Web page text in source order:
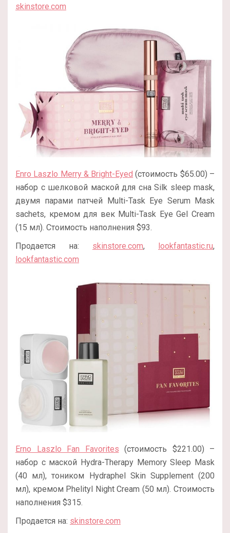
skinstore.com
Enro Laszlo Merry & Bright-Eyed (стоимость $65.00) –
набор с шелковой маской для сна Silk sleep mask,
двумя парами патчей Multi-Task Eye Serum Mask
sachets, кремом для век Multi-Task Eye Gel Cream
(15 мл). Стоимость наполнения $93.
Продается на: skinstore.com, lookfantastic.ru,
lookfantastic.com
Erno Laszlo Fan Favorites (стоимость $221.00) –
набор с маской Hydra-Therapy Memory Sleep Mask
(40 мл), тоником Hydraphel Skin Supplement (200
мл), кремом Phelityl Night Cream (50 мл). Стоимость
наполнения $315.
Продается на: skinstore.com